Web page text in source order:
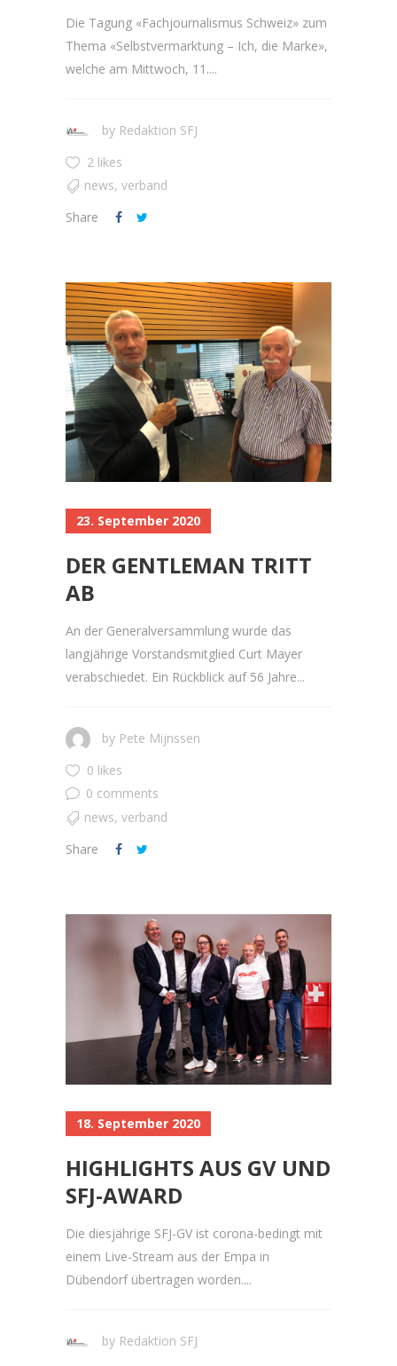
Die Tagung «Fachjournalismus Schweiz» zum
Thema «Selbstvermarktung – Ich, die Marke»,
welche am Mittwoch, 11....
by Redaktion SFJ
2 likes
news, verband
Share
23. September 2020
DER GENTLEMAN TRITT
AB
An der Generalversammlung wurde das
langjährige Vorstandsmitglied Curt Mayer
verabschiedet. Ein Rückblick auf 56 Jahre...
by Pete Mijnssen
0 likes
0 comments
news, verband
Share
18. September 2020
HIGHLIGHTS AUS GV UND
SFJ-AWARD
Die diesjährige SFJ-GV ist corona-bedingt mit
einem Live-Stream aus der Empa in
Dübendorf übertragen worden....
by Redaktion SFJ